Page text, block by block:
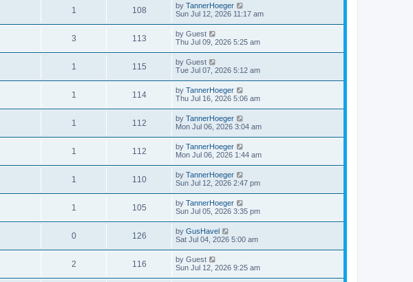
1 108 by TannerHoeger
Sun Jul 12, 2026 11:17 am
3 113 by Guest
Thu Jul 09, 2026 5:25 am
1 115 by Guest
Tue Jul 07, 2026 5:12 am
1 114 by TannerHoeger
Thu Jul 16, 2026 5:06 am
1 112 by TannerHoeger
Mon Jul 06, 2026 3:04 am
1 112 by TannerHoeger
Mon Jul 06, 2026 1:44 am
1 110 by TannerHoeger
Sun Jul 12, 2026 2:47 pm
1 105 by TannerHoeger
Sun Jul 05, 2026 3:35 pm
0 126 by GusHavel
Sat Jul 04, 2026 5:00 am
2 116 by Guest
Sun Jul 12, 2026 9:25 am